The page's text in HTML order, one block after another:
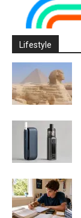
Lifestyle